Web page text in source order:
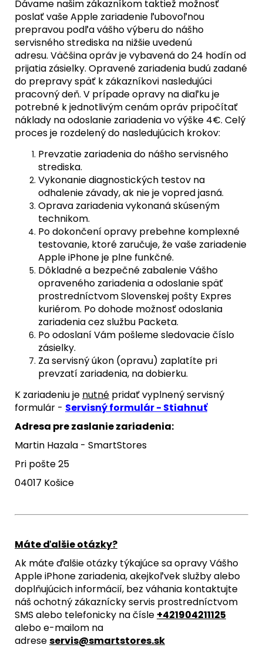
Dávame našim zákazníkom taktiež možnosť
poslať vaše Apple zariadenie ľubovoľnou
prepravou podľa vášho výberu do nášho
servisného strediska na nižšie uvedenú
adresu. Väčšina opráv je vybavená do 24 hodín od
prijatia zásielky. Opravené zariadenia budú zadané
do prepravy späť k zákazníkovi nasledujúci
pracovný deň. V prípade opravy na diaľku je
potrebné k jednotlivým cenám opráv pripočítať
náklady na odoslanie zariadenia vo výške 4€. Celý
proces je rozdelený do nasledujúcich krokov:
Prevzatie zariadenia do nášho servisného
strediska.
Vykonanie diagnostických testov na
odhalenie závady, ak nie je vopred jasná.
Oprava zariadenia vykonaná skúseným
technikom.
Po dokončení opravy prebehne komplexné
testovanie, ktoré zaručuje, že vaše zariadenie
Apple iPhone je plne funkčné.
Dôkladné a bezpečné zabalenie Vášho
opraveného zariadenia a odoslanie späť
prostredníctvom Slovenskej pošty Expres
kuriérom. Po dohode možnosť odoslania
zariadenia cez službu Packeta.
Po odoslaní Vám pošleme sledovacie číslo
zásielky.
Za servisný úkon (opravu) zaplatíte pri
prevzatí zariadenia, na dobierku.
K zariadeniu je nutné pridať vyplnený servisný
formulár - Servisný formulár - Stiahnuť
Adresa pre zaslanie zariadenia:
Martin Hazala - SmartStores
Pri pošte 25
04017 Košice
Máte ďalšie otázky?
Ak máte ďalšie otázky týkajúce sa opravy Vášho
Apple iPhone zariadenia, akejkoľvek služby alebo
doplňujúcich informácií, bez váhania kontaktujte
náš ochotný zákaznícky servis prostredníctvom
SMS alebo telefonicky na čísle +421904211125
alebo e-mailom na
adreseservis@smartstores.sk